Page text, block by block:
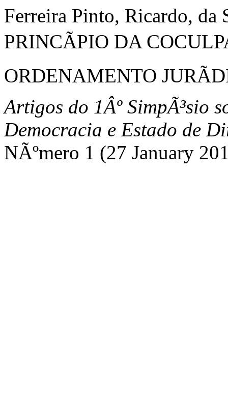
Ferreira Pinto, Ricardo, da
PRINCÃPIO DA
ORDENAMENTO
Artigos do 1Âº SimpÃ³sio
Democracia e Estado de
NÃºmero 1 (27 January